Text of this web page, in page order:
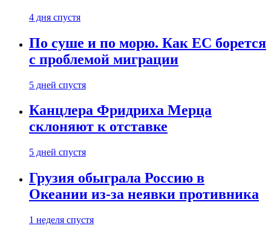
4 дня спустя
По суше и по морю. Как ЕС борется
с проблемой миграции
5 дней спустя
Канцлера Фридриха Мерца
склоняют к отставке
5 дней спустя
Грузия обыграла Россию в
Океании из-за неявки противника
1 неделя спустя